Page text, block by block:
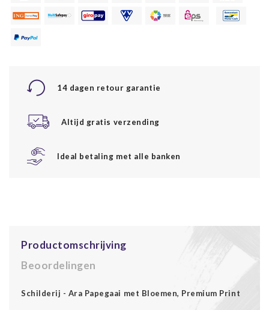
14 dagen retour garantie
Altijd gratis verzending
Ideal betaling met alle banken
Productomschrijving
Beoordelingen
Schilderij - Ara Papegaai met Bloemen, Premium Print